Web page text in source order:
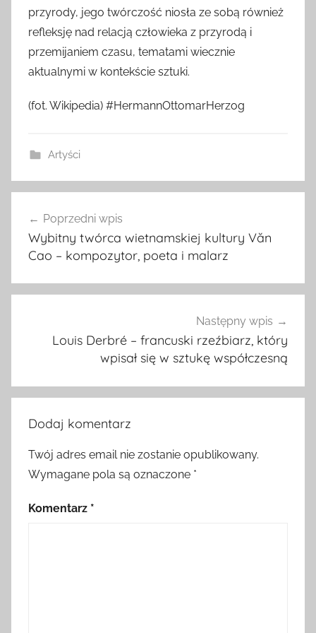
przyrody, jego twórczość niosła ze sobą również
refleksję nad relacją człowieka z przyrodą i
przemijaniem czasu, tematami wiecznie
aktualnymi w kontekście sztuki.
(fot. Wikipedia) #HermannOttomarHerzog
Artyści
wpisu
Poprzedni wpis
Wybitny twórca wietnamskiej kultury Văn
Cao – kompozytor, poeta i malarz
Następny wpis
Louis Derbré – francuski rzeźbiarz, który
wpisał się w sztukę współczesną
Dodaj komentarz
Twój adres email nie zostanie opublikowany.
Wymagane pola są oznaczone *
Komentarz *